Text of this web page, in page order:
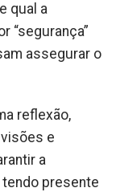
qual a
“segurança”
assegurar o
reflexão,
e
a
presente